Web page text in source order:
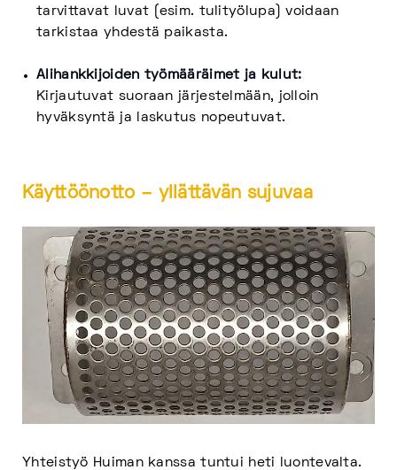
tarvittavat luvat (esim. tulityölupa) voidaan
tarkistaa yhdestä paikasta.
Alihankkijoiden työmääräimet ja kulut:
Kirjautuvat suoraan järjestelmään, jolloin
hyväksyntä ja laskutus nopeutuvat.
Käyttöönotto – yllättävän sujuvaa
Yhteistyö Huiman kanssa tuntui heti luontevalta.